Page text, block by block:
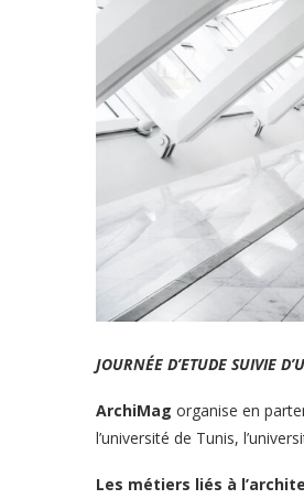
JOURNÉE D’ETUDE SUIVIE
ArchiMag organise en
l’université de Tunis,
Les métiers liés à